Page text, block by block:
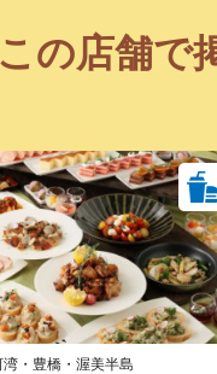
この店舗で
・豊橋・渥美半島